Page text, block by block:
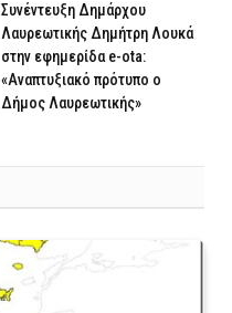
Συνέντευξη Δημάρχου
Λαυρεωτικής Δημήτρη Λουκά
στην εφημερίδα e-ota:
«Αναπτυξιακό πρότυπο ο
Δήμος Λαυρεωτικής»